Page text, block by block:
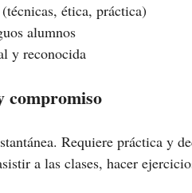
ética, práctica)
alumnos
y reconocida
compromiso
Requiere práctica y
a las clases, hacer